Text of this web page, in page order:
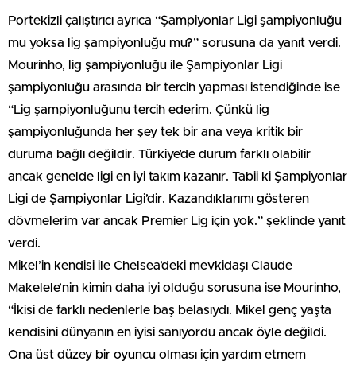
Portekizli çalıştırıcı ayrıca “Şampiyonlar Ligi şampiyonluğu
mu yoksa lig şampiyonluğu mu?” sorusuna da yanıt verdi.
Mourinho, lig şampiyonluğu ile Şampiyonlar Ligi
şampiyonluğu arasında bir tercih yapması istendiğinde ise
“Lig şampiyonluğunu tercih ederim. Çünkü lig
şampiyonluğunda her şey tek bir ana veya kritik bir
duruma bağlı değildir. Türkiye’de durum farklı olabilir
ancak genelde ligi en iyi takım kazanır. Tabii ki Şampiyonlar
Ligi de Şampiyonlar Ligi’dir. Kazandıklarımı gösteren
dövmelerim var ancak Premier Lig için yok.” şeklinde yanıt
verdi.
Mikel’in kendisi ile Chelsea’deki mevkidaşı Claude
Makelele’nin kimin daha iyi olduğu sorusuna ise Mourinho,
“İkisi de farklı nedenlerle baş belasıydı. Mikel genç yaşta
kendisini dünyanın en iyisi sanıyordu ancak öyle değildi.
Ona üst düzey bir oyuncu olması için yardım etmem